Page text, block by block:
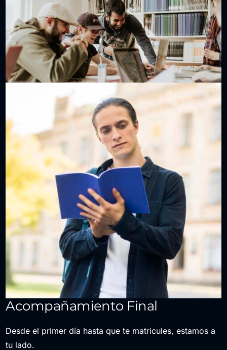
Acompañamiento Final
Desde el primer día hasta que te matricules, estamos a
tu lado.